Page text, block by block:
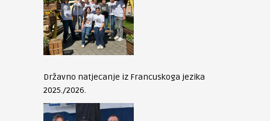
Državno natjecanje iz Francuskoga jezika
2025./2026.